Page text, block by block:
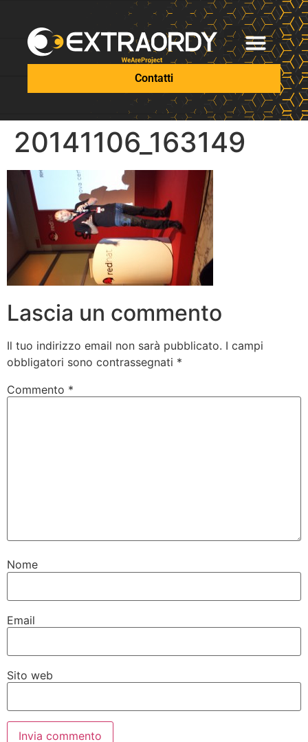
Contatti
20141106_163149
Lascia un commento
Il tuo indirizzo email non sarà pubblicato. I campi
obbligatori sono contrassegnati *
Commento *
Nome
Email
Sito web